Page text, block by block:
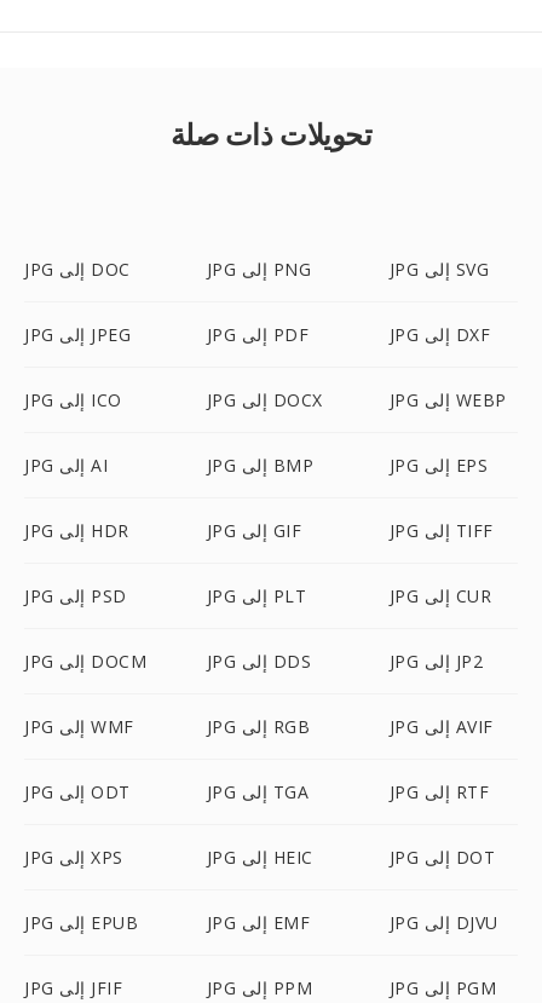
تحويلات ذات صلة
JPG إلى DOC JPG إلى PNG JPG إلى SVG
JPG إلى JPEG JPG إلى PDF JPG إلى DXF
JPG إلى ICO JPG إلى DOCX JPG إلى WEBP
JPG إلى AI JPG إلى BMP JPG إلى EPS
JPG إلى HDR JPG إلى GIF JPG إلى TIFF
JPG إلى PSD JPG إلى PLT JPG إلى CUR
JPG إلى DOCM JPG إلى DDS JPG إلى JP2
JPG إلى WMF JPG إلى RGB JPG إلى AVIF
JPG إلى ODT JPG إلى TGA JPG إلى RTF
JPG إلى XPS JPG إلى HEIC JPG إلى DOT
JPG إلى EPUB JPG إلى EMF JPG إلى DJVU
JPG إلى JFIF JPG إلى PPM JPG إلى PGM